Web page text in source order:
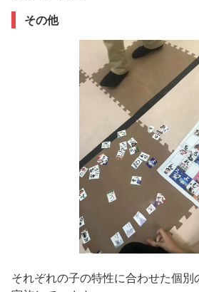
その他
それぞれの子の特性に合わせた個